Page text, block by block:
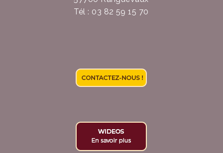
Tél : 03 82 59 15 70